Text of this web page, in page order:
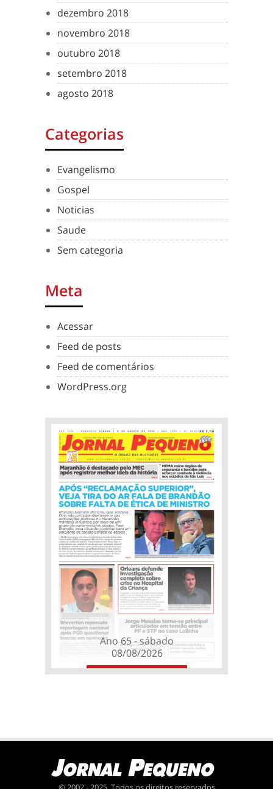
dezembro 2018
novembro 2018
outubro 2018
setembro 2018
agosto 2018
Categorias
Evangelismo
Gospel
Noticias
Saude
Sem categoria
Meta
Acessar
Feed de posts
Feed de comentários
WordPress.org
Ano 65 - sábado
08/08/2026